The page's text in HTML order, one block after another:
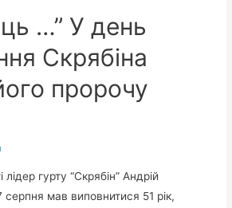
…” У день
Скрябіна
пророчу
гурту “Скрябін” Андрій
мав виповнитися 51 рік,